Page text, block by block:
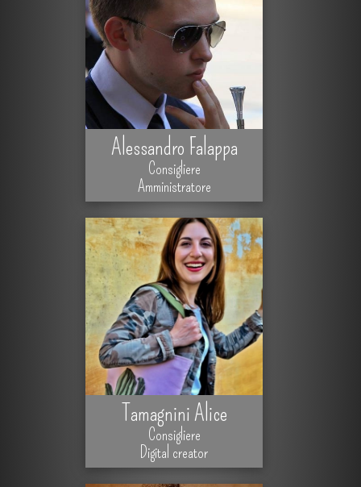
Alessandro Falappa
Consigliere
Amministratore
Tamagnini Alice
Consigliere
Digital creator